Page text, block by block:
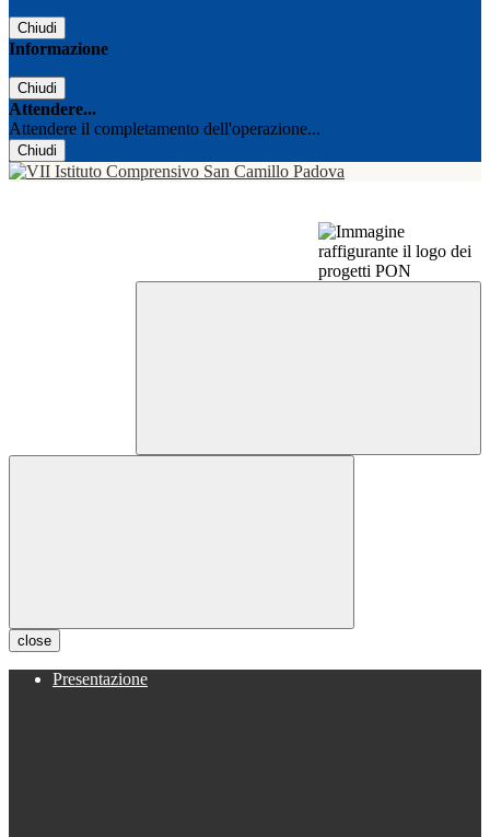
Chiudi
Informazione
Chiudi
Attendere...
Attendere il completamento dell'operazione...
Chiudi
close
Presentazione